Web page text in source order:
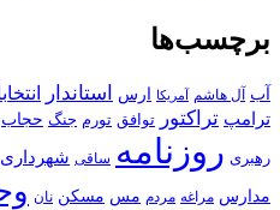
برچسب‌ها
آب آل هاشم آمریکا ارس استاندار
ترامپ تراکتور توافق تورم جنگ حجاب
رهبری روزنامه ساقی شهرداری
مدارس مراغه مردم مس مسکن نان